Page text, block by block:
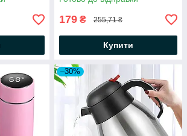
179 ₴ 255,71 ₴
Купити
–30%